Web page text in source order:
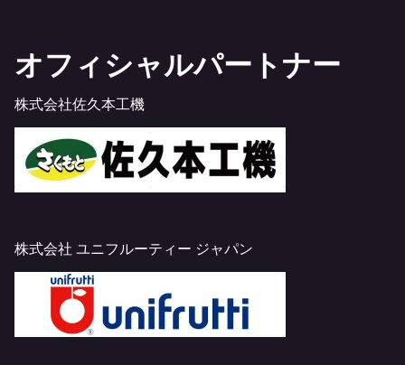
オフィシャルパートナー
株式会社佐久本工機
株式会社 ユニフルーティー ジャパン